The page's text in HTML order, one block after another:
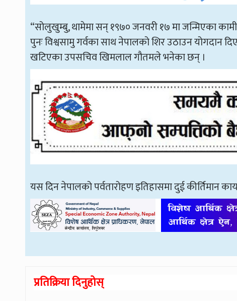
“सोलुखुम्बु, थामेमा सन् १९७० जनवरी १७ मा जन्मिएका
पुनः विश्वसामु गर्वका साथ नेपालको शिर उठाउन योगदान
खटिएका उपसचिव खिमलाल गौतमले भनेका छन् ।
यस दिन नेपालको पर्वतारोहण इतिहासमा दुई
प्रतिक्रिया दिनुहोस्